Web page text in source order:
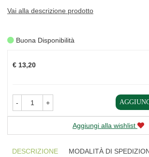
Vai alla descrizione prodotto
Buona Disponibilità
€ 13,20
- +
Aggiungi alla wishlist
DESCRIZIONE
MODALITÀ DI